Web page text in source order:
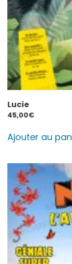
Lucie
45,00€
Ajouter au